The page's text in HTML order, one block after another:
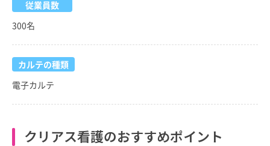
従業員数
300名
カルテの種類
電子カルテ
クリアス看護のおすすめポイント